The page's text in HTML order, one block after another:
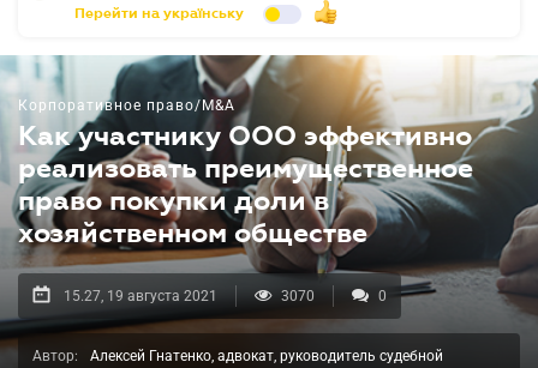
Перейти на українську
Корпоративное право/M&A
Как участнику ООО эффективно
реализовать преимущественное
право покупки доли в
хозяйственном обществе
15.27, 19 августа 2021 3070 0
Автор:
Алексей Гнатенко, адвокат, руководитель судебной